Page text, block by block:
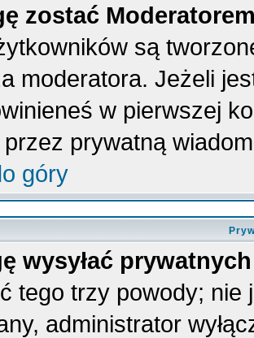
zostać
są
moderatora. Jeżeli
w pierwszej
przez prywatną
góry
wysyłać
tego trzy powody;
administrator